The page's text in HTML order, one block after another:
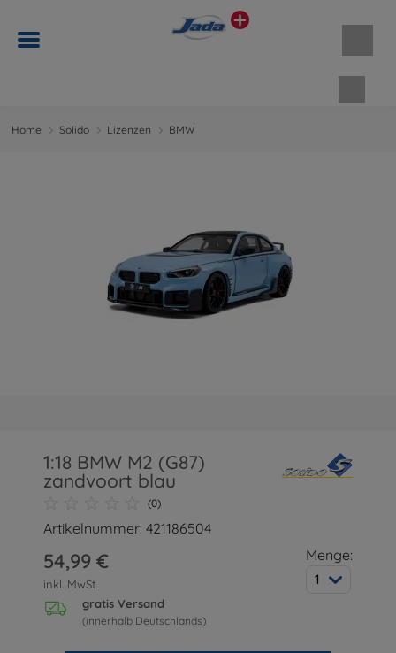
Home Solido Lizenzen BMW
1:18 BMW M2 (G87)
zandvoort blau
(0)
Artikelnummer: 421186504
54,99 €
inkl. MwSt.
gratis Versand
(innerhalb Deutschlands)
Menge:
1